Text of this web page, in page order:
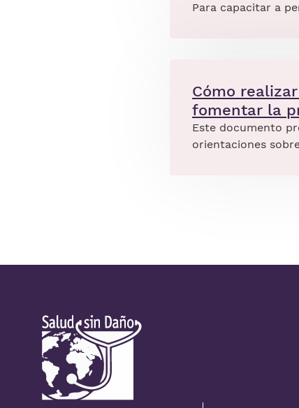
Para capacitar a
Cómo
fomentar la
Este documento
orientaciones